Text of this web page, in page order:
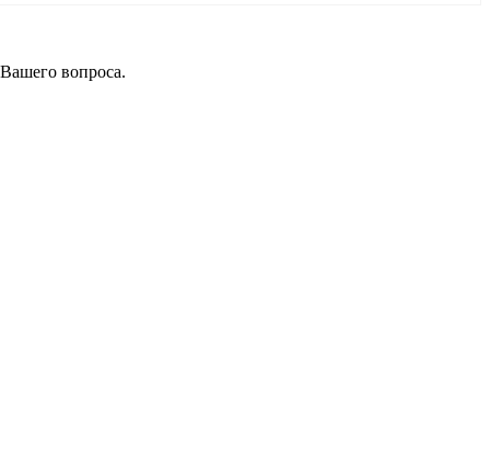
вопроса.